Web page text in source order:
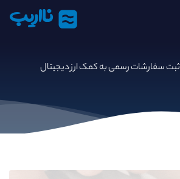
نااریب
ثبت سفارشات رسمی به کمک ارز دیجیتال